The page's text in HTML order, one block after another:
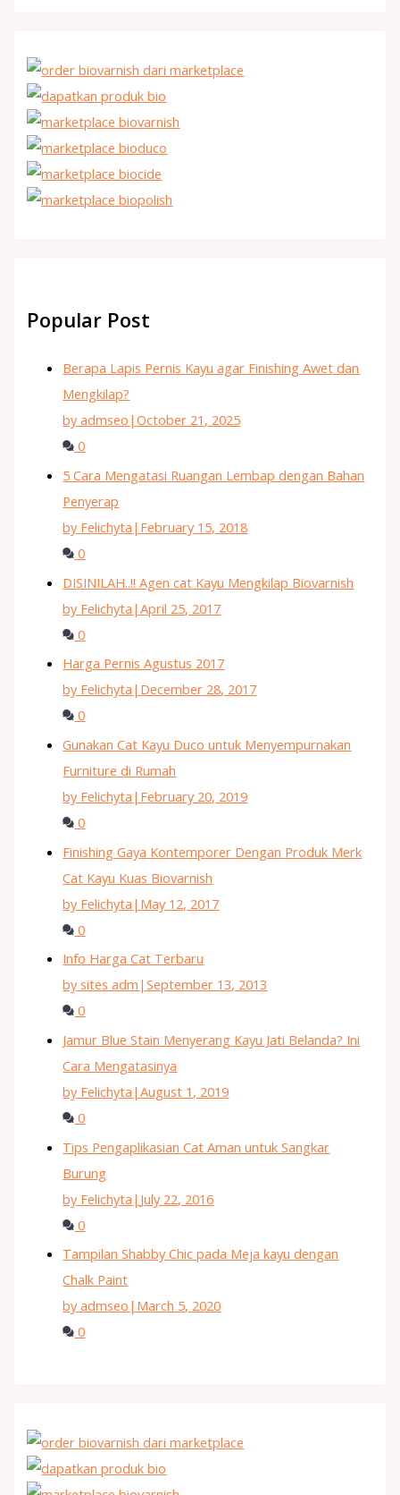
Popular Post
Berapa Lapis Pernis Kayu agar Finishing Awet dan
Mengkilap?
by admseo |October 21, 2025
0
5 Cara Mengatasi Ruangan Lembap dengan Bahan
Penyerap
by Felichyta | February 15, 2018
0
DISINILAH..!! Agen cat Kayu Mengkilap Biovarnish
by Felichyta |April 25, 2017
0
Harga Pernis Agustus 2017
by Felichyta | December 28, 2017
0
Gunakan Cat Kayu Duco untuk Menyempurnakan
Furniture di Rumah
by Felichyta | February 20, 2019
0
Finishing Gaya Kontemporer Dengan Produk Merk
Cat Kayu Kuas Biovarnish
by Felichyta | May 12, 2017
0
Info Harga Cat Terbaru
by sites adm |September 13, 2013
0
Jamur Blue Stain Menyerang Kayu Jati Belanda? Ini
Cara Mengatasinya
by Felichyta |August 1, 2019
0
Tips Pengaplikasian Cat Aman untuk Sangkar
Burung
by Felichyta | July 22, 2016
0
Tampilan Shabby Chic pada Meja kayu dengan
Chalk Paint
by admseo | March 5, 2020
0